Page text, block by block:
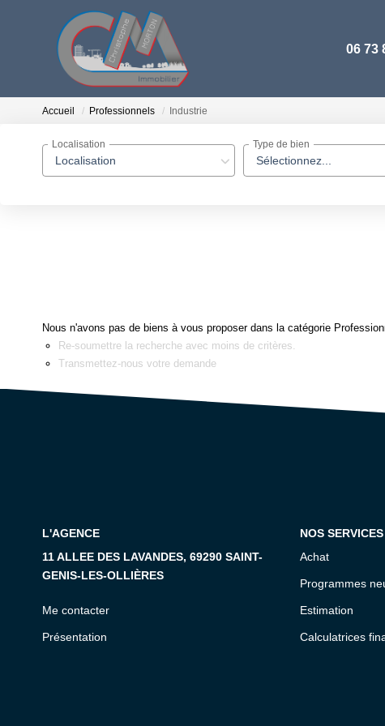
06 73
Accueil Professionnels Industrie
Localisation
Localisation
Sélectionnez...
Type de bien
Nous n'avons pas de biens à vous proposer dans la catégorie
Re-soumettre la recherche avec moins de critères.
Transmettez-nous votre demande
L'AGENCE
11 ALLEE DES LAVANDES, 69290 SAINT-
GENIS-LES-OLLIÈRES
Me contacter
Présentation
NOS SERVICES
Achat
Programmes
Estimation
Calculatrices